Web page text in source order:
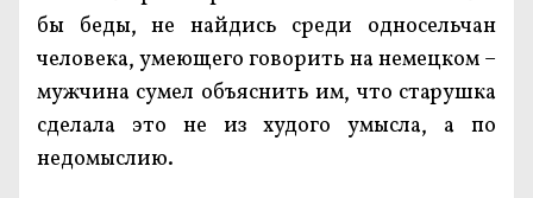
бы беды, не найдись среди односельчан
человека, умеющего говорить на немецком –
мужчина сумел объяснить им, что старушка
сделала это не из худого умысла, а по
недомыслию.